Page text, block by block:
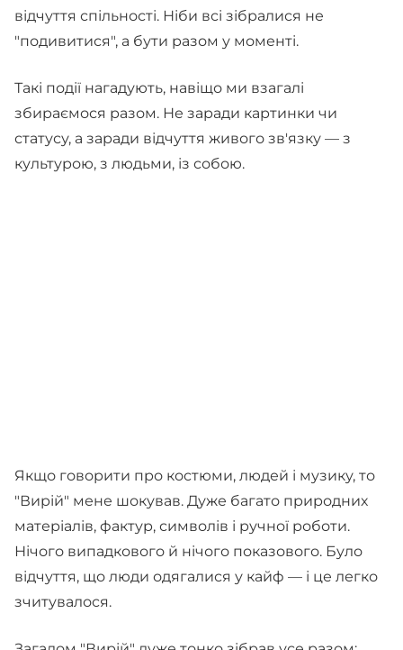
відчуття спільності. Ніби всі зібралися не
"подивитися", а бути разом у моменті.
Такі події нагадують, навіщо ми взагалі
збираємося разом. Не заради картинки чи
статусу, а заради відчуття живого зв'язку — з
культурою, з людьми, із собою.
Якщо говорити про костюми, людей і музику, то
"Вирій" мене шокував. Дуже багато природних
матеріалів, фактур, символів і ручної роботи.
Нічого випадкового й нічого показового. Було
відчуття, що люди одягалися у кайф — і це легко
зчитувалося.